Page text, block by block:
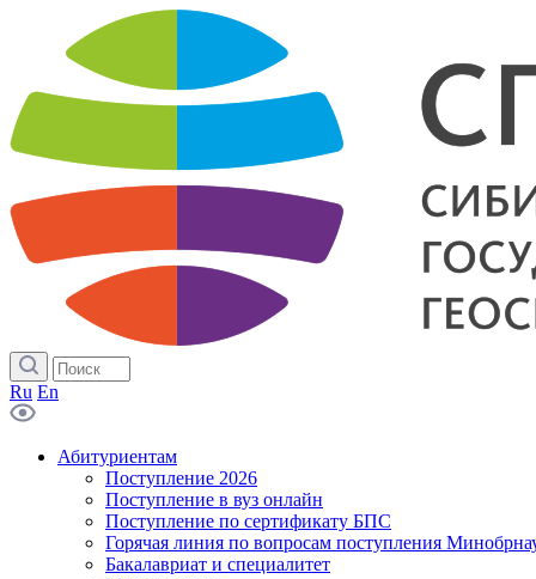
Ru En
Абитуриентам
Поступление 2026
Поступление в вуз онлайн
Поступление по сертификату БПС
Горячая линия по вопросам поступления
Бакалавриат и специалитет